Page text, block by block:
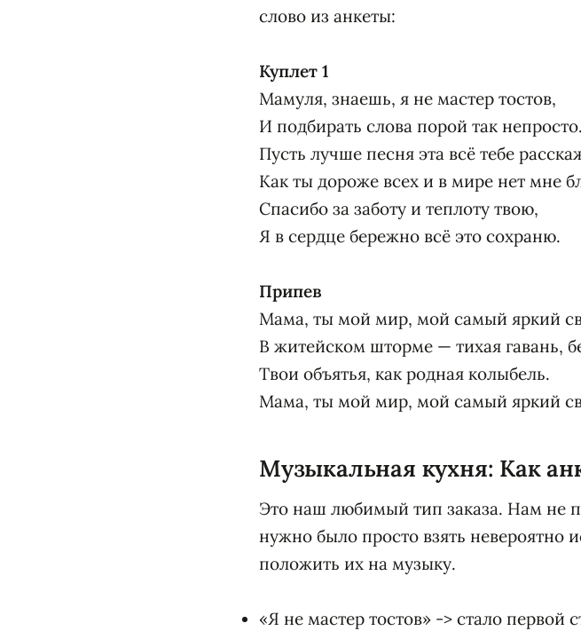
слово из анкеты:
Куплет 1
Мамуля, знаешь, я не мастер тостов,
И подбирать слова порой так непросто.
Пусть лучше песня эта всё тебе
Как ты дороже всех и в мире нет мне
Спасибо за заботу и теплоту твою,
Я в сердце бережно всё это сохраню.
Припев
Мама, ты мой мир, мой самый яркий
В житейском шторме — тихая гавань,
Твои объятья, как родная колыбель.
Мама, ты мой мир, мой самый яркий
Музыкальная кухня: Как
Это наш любимый тип заказа. Нам не
нужно было просто взять невероятно
положить их на музыку.
«Я не мастер тостов» -> стало первой